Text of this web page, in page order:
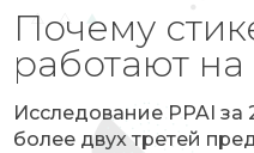
Почему
работают
Исследование PPAI за
более двух третей